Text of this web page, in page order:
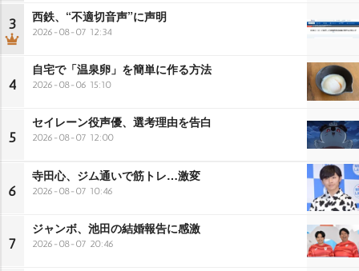
3 西鉄、“不適切音声”に声明
2026-08-07 12:34
4
自宅で「温泉卵」を簡単に作る方法
2026-08-06 15:10
5
セイレーン役声優、選考理由を告白
2026-08-07 12:00
6
寺田心、ジム通いで筋トレ…激変
2026-08-07 10:46
7
ジャンボ、池田の結婚報告に感激
2026-08-07 20:46